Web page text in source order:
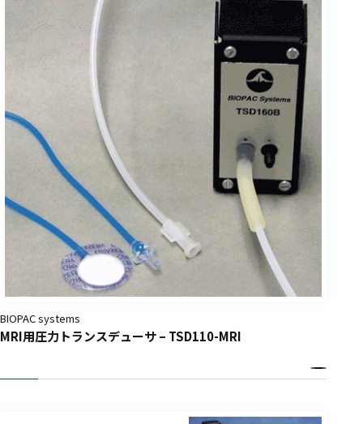
選択した条件をク
リアする
698
表
示
BIOPAC systems
MRI用圧力トランスデューサ – TSD110-MRI